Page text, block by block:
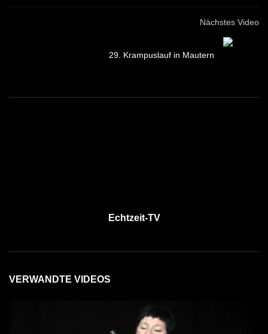
Nächstes Video
29. Krampuslauf in Mautern
Echtzeit-TV
VERWANDTE VIDEOS